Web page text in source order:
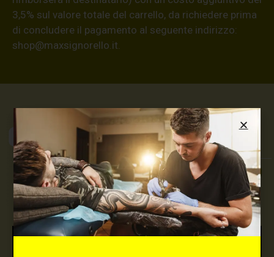
3,5% sul valore totale del carrello, da richiedere prima
di concludere il pagamento al seguente indirizzo:
shop@maxsignorello.it
Max Signorello
Tattoo Supply
TUTTO PER IL TUO
TATTOO STUDIO